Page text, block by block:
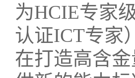
为HCIE专家
认证ICT专家
在打造高含